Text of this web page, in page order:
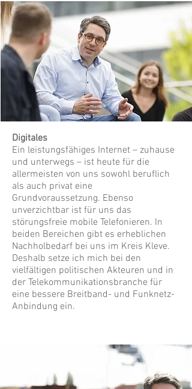
Digitales
Ein leistungsfähiges Internet – zuhause
und unterwegs – ist heute für die
allermeisten von uns sowohl beruflich
als auch privat eine
Grundvoraussetzung. Ebenso
unverzichtbar ist für uns das
störungsfreie mobile Telefonieren. In
beiden Bereichen gibt es erheblichen
Nachholbedarf bei uns im Kreis Kleve.
Deshalb setze ich mich bei den
vielfältigen politischen Akteuren und in
der Telekommunikationsbranche für
eine bessere Breitband- und Funknetz-
Anbindung ein.